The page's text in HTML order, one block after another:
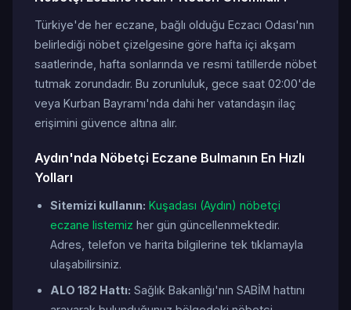
Türkiye'de her eczane, bağlı olduğu Eczacı Odası'nın
belirlediği nöbet çizelgesine göre hafta içi akşam
saatlerinde, hafta sonlarında ve resmi tatillerde nöbet
tutmak zorundadır. Bu zorunluluk, gece saat 02:00'de
veya Kurban Bayramı'nda dahi her vatandaşın ilaç
erişimini güvence altına alır.
Aydın'nda Nöbetçi Eczane Bulmanın En Hızlı
Yolları
Sitemizi kullanın: Kuşadası (Aydın) nöbetçi
eczane listemiz her gün güncellenmektedir.
Adres, telefon ve harita bilgilerine tek tıklamayla
ulaşabilirsiniz.
ALO 182 Hattı: Sağlık Bakanlığı'nın SABİM hattını